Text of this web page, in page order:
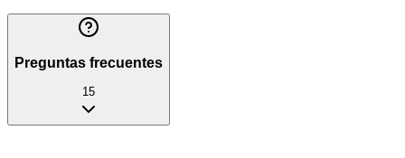
Preguntas frecuentes
15